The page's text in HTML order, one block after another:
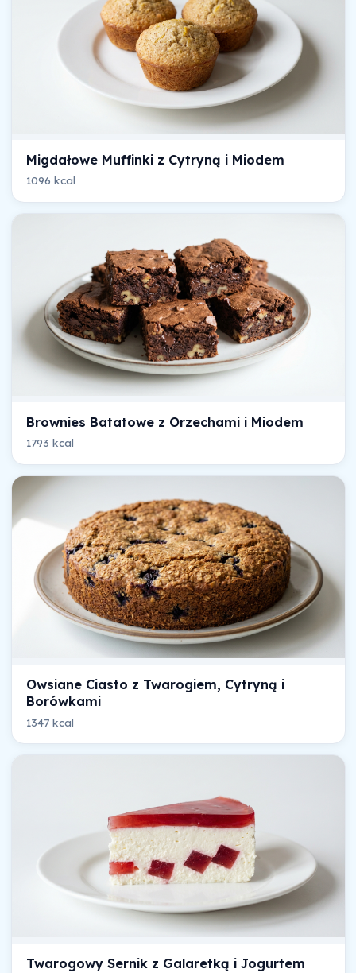
Migdałowe Muffinki z Cytryną i Miodem
1096 kcal
Brownies Batatowe z Orzechami i Miodem
1793 kcal
Owsiane Ciasto z Twarogiem, Cytryną i
Borówkami
1347 kcal
Twarogowy Sernik z Galaretką i Jogurtem